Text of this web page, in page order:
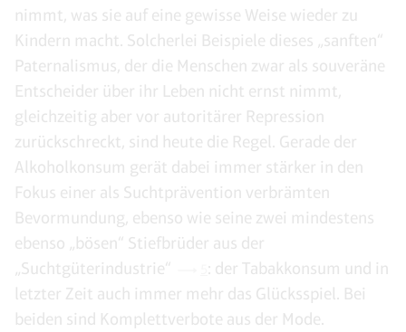
nimmt, was sie auf eine gewisse Weise wieder zu
Kindern macht. Solcherlei Beispiele dieses „sanften“
Paternalismus, der die Menschen zwar als souveräne
Entscheider über ihr Leben nicht ernst nimmt,
gleichzeitig aber vor autoritärer Repression
zurückschreckt, sind heute die Regel. Gerade der
Alkoholkonsum gerät dabei immer stärker in den
Fokus einer als Suchtprävention verbrämten
Bevormundung, ebenso wie seine zwei mindestens
ebenso „bösen“ Stiefbrüder aus der
„Suchtgüterindustrie“
: der Tabakkonsum und in
letzter Zeit auch immer mehr das Glücksspiel. Bei
beiden sind Komplettverbote aus der Mode.